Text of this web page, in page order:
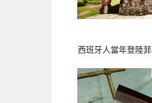
西班牙人當年登陸